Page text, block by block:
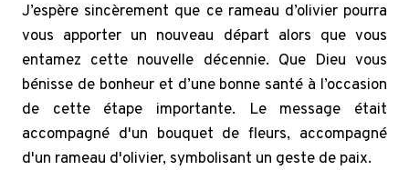
J’espère sincèrement que ce rameau d’olivier pourra
vous apporter un nouveau départ alors que vous
entamez cette nouvelle décennie. Que Dieu vous
bénisse de bonheur et d’une bonne santé à l’occasion
de cette étape importante. Le message était
accompagné d'un bouquet de fleurs, accompagné
d'un rameau d'olivier, symbolisant un geste de paix.